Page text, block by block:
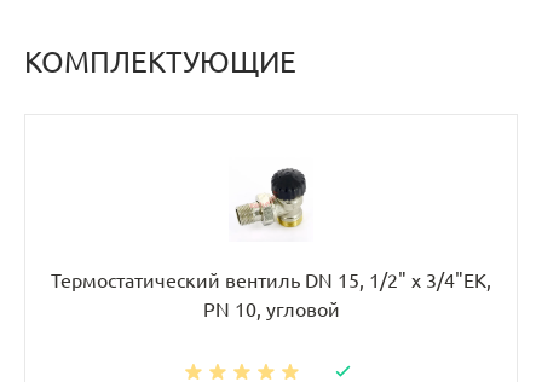
КОМПЛЕКТУЮЩИЕ
Термостатический вентиль DN 15, 1/2" х 3/4"EK,
PN 10, угловой